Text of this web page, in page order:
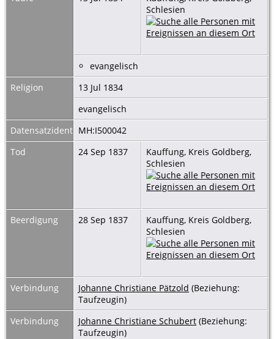
Schlesien
evangelisch
Religion
13 Jul 1834
evangelisch
Datensatzidentnummer
MH:I500042
Tod
24 Sep 1837
Kauffung, Kreis Goldberg,
Schlesien
Beerdigung 28 Sep 1837
Kauffung, Kreis Goldberg,
Schlesien
Verbindung Johanne Christiane Pätzold (Beziehung:
Taufzeugin)
Verbindung
Johanne Christiane Schubert (Beziehung:
Taufzeugin)